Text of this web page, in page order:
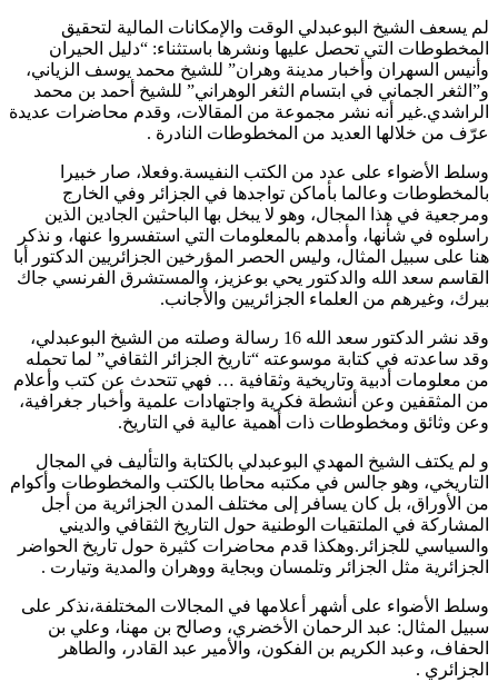
لم يسعف الشيخ البوعبدلي الوقت والإمكانات المالية لتحقيق
المخطوطات التي تحصل عليها ونشرها باستثناء: “دليل الحيران
وأنيس السهران وأخبار مدينة وهران” للشيخ محمد يوسف الزياني،
و”الثغر الجماني في ابتسام الثغر الوهراني” للشيخ أحمد بن محمد
الراشدي.غير أنه نشر مجموعة من المقالات، وقدم محاضرات عديدة
عرّف من خلالها العديد من المخطوطات النادرة .
وسلط الأضواء على عدد من الكتب النفيسة.وفعلا، صار خبيرا
بالمخطوطات وعالما بأماكن تواجدها في الجزائر وفي الخارج
ومرجعية في هذا المجال، وهو لا يبخل بها الباحثين الجادين الذين
راسلوه في شأنها، وأمدهم بالمعلومات التي استفسروا عنها، و نذكر
هنا على سبيل المثال، وليس الحصر المؤرخين الجزائريين الدكتور أبا
القاسم سعد الله والدكتور يحي بوعزيز، والمستشرق الفرنسي جاك
بيرك، وغيرهم من العلماء الجزائريين والأجانب.
وقد نشر الدكتور سعد الله 16 رسالة وصلته من الشيخ البوعبدلي،
وقد ساعدته في كتابة موسوعته “تاريخ الجزائر الثقافي” لما تحمله
من معلومات أدبية وتاريخية وثقافية … فهي تتحدث عن كتب وأعلام
من المثقفين وعن أنشطة فكرية واجتهادات علمية وأخبار جغرافية،
وعن وثائق ومخطوطات ذات أهمية عالية في التاريخ.
و لم يكتف الشيخ المهدي البوعبدلي بالكتابة والتأليف في المجال
التاريخي، وهو جالس في مكتبه محاطا بالكتب والمخطوطات وأكوام
من الأوراق، بل كان يسافر إلى مختلف المدن الجزائرية من أجل
المشاركة في الملتقيات الوطنية حول التاريخ الثقافي والديني
والسياسي للجزائر.وهكذا قدم محاضرات كثيرة حول تاريخ الحواضر
الجزائرية مثل الجزائر وتلمسان وبجاية ووهران والمدية وتيارت .
وسلط الأضواء على أشهر أعلامها في المجالات المختلفة،نذكر على
سبيل المثال: عبد الرحمان الأخضري، وصالح بن مهنا، وعلي بن
الحفاف، وعبد الكريم بن الفكون، والأمير عبد القادر، والطاهر
الجزائري .